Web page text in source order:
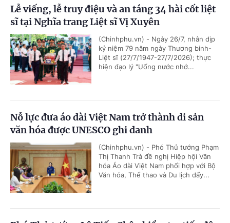
Lễ viếng, lễ truy điệu và an táng 34 hài cốt liệt
sĩ tại Nghĩa trang Liệt sĩ Vị Xuyên
(Chinhphu.vn) - Ngày 26/7, nhân dịp
kỷ niệm 79 năm ngày Thương binh-
Liệt sĩ (27/7/1947-27/7/2026); thực
hiện đạo lý "Uống nước nhớ...
Nỗ lực đưa áo dài Việt Nam trở thành di sản
văn hóa được UNESCO ghi danh
(Chinhphu.vn) - Phó Thủ tướng Phạm
Thị Thanh Trà đề nghị Hiệp hội Văn
hóa Áo dài Việt Nam phối hợp với Bộ
Văn hóa, Thể thao và Du lịch đẩy...